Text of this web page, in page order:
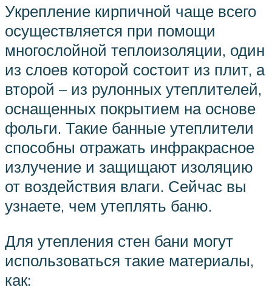
Укрепление кирпичной чаще всего
осуществляется при помощи
многослойной теплоизоляции, один
из слоев которой состоит из плит, а
второй – из рулонных утеплителей,
оснащенных покрытием на основе
фольги. Такие банные утеплители
способны отражать инфракрасное
излучение и защищают изоляцию
от воздействия влаги. Сейчас вы
узнаете, чем утеплять баню.
Для утепления стен бани могут
использоваться такие материалы,
как: